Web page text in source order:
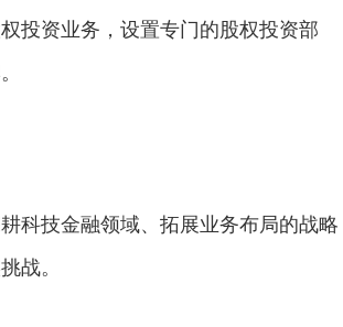
投资业务，设置专门的股权投资部
技金融领域、拓展业务布局的战略
战。